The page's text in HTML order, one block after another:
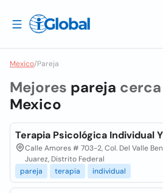
Mexico/Pareja
Mejores pareja
Mexico
Terapia Psicológica Individual
Calle Amores # 703-2, Col. Del Valle
Juarez, Distrito Federal
pareja
terapia individual